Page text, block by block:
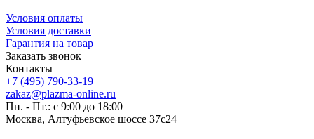
Условия оплаты
Условия доставки
Гарантия на товар
Заказать звонок
Контакты
+7 (495) 790-33-19
zakaz@plazma-online.ru
Пн. - Пт.: с 9:00 до 18:00
Москва, Алтуфьевское шоссе 37с24